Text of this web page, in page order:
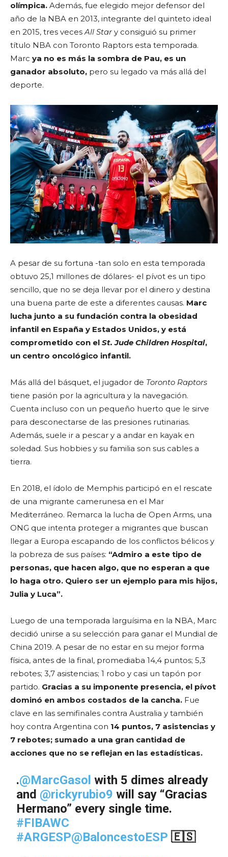
olímpica. Además, fue elegido mejor defensor del
año de la NBA en 2013, integrante del quinteto ideal
en 2015, tres vecesAll Stary consiguió su primer
título NBA con Toronto Raptors esta temporada.
Marc ya no es más la sombra de Pau, es un
ganador absoluto, pero su legado va más allá del
deporte.
A pesar de su fortuna -tan solo en esta temporada
obtuvo 25,1 millones de dólares- el pívot es un tipo
sencillo, que no se deja llevar por el dinero y destina
una buena parte de este a diferentes causas. Marc
lucha junto a su fundación contra la obesidad
infantil en España y Estados Unidos, y está
comprometido con el St. Jude Children Hospital,
un centro oncológico infantil.
Más allá del básquet, el jugador de Toronto Raptors
tiene pasión por la agricultura y la navegación.
Cuenta incluso con un pequeño huerto que le sirve
para desconectarse de las presiones rutinarias.
Además, suele ir a pescar y a andar en kayak en
soledad. Sus hobbies y su familia son sus cables a
tierra.
En 2018, el ídolo de Memphis participó en el rescate
de una migrante camerunesa en el Mar
Mediterráneo. Remarca la lucha de Open Arms, una
ONG que intenta proteger a migrantes que buscan
llegar a Europa escapando de los conflictos bélicos y
la pobreza de sus países: “Admiro a este tipo de
personas, que hacen algo, que no esperan a que
lo haga otro. Quiero ser un ejemplo para mis hijos,
Julia y Luca”.
Luego de una temporada larguísima en la NBA, Marc
decidió unirse a su selección para ganar el Mundial de
China 2019. A pesar de no estar en su mejor forma
física, antes de la final, promediaba 14,4 puntos; 5,3
rebotes; 3,7 asistencias; 1 robo y casi un tapón por
partido. Gracias a su imponente presencia, el pívot
dominó en ambos costados de la cancha. Fue
clave en las semifinales contra Australia y también
hoy contra Argentina con 14 puntos, 7 asistencias y
7 rebotes; sumado a una gran cantidad de
acciones que no se reflejan en las estadísticas.
.@MarcGasol with 5 dimes already
and @rickyrubio9 will say “Gracias
Hermano” every single time.
#FIBAWC
#ARGESP@BaloncestoESP 🇪🇸